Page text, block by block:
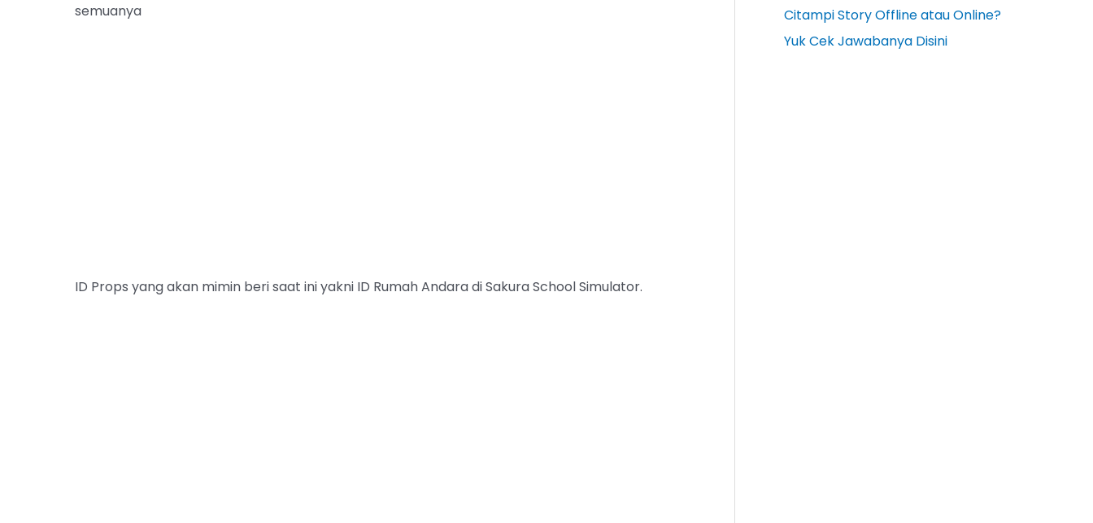
semuanya
ID Props yang akan mimin beri saat ini yakni ID Rumah Andara di Sakura School Simulator.
Citampi Story Offline atau Online?
Yuk Cek Jawabanya Disini